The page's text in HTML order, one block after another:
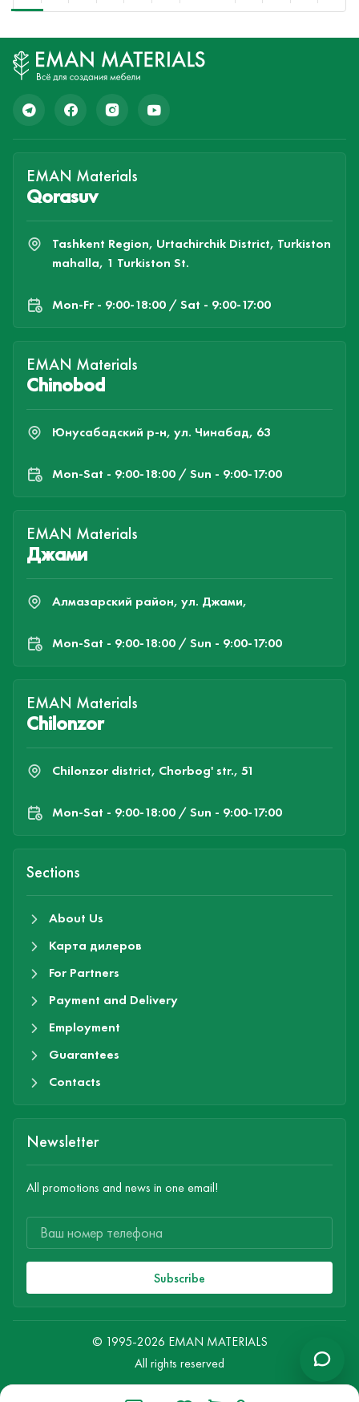
EMAN Materials
Qorasuv
Tashkent Region, Urtachirchik District, Turkiston
mahalla, 1 Turkiston St.
Mon-Fr - 9:00-18:00 / Sat - 9:00-17:00
EMAN Materials
Chinobod
Юнусабадский р-н, ул. Чинабад, 63
Mon-Sat - 9:00-18:00 / Sun - 9:00-17:00
EMAN Materials
Джами
Алмазарский район, ул. Джами,
Mon-Sat - 9:00-18:00 / Sun - 9:00-17:00
EMAN Materials
Chilonzor
Chilonzor district, Chorbog' str., 51
Mon-Sat - 9:00-18:00 / Sun - 9:00-17:00
Sections
About Us
Карта дилеров
For Partners
Payment and Delivery
Employment
Guarantees
Contacts
Newsletter
All promotions and news in one email!
Subscribe
© 1995-2026 EMAN MATERIALS
All rights reserved